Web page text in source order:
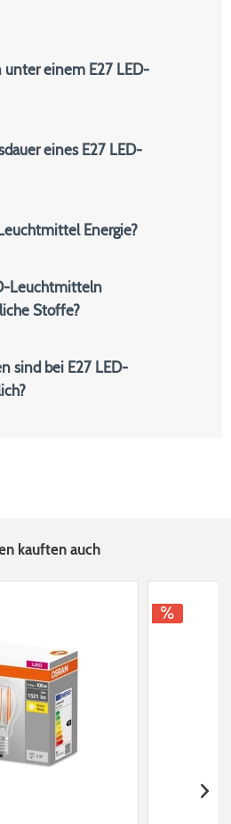
unter einem E27 LED-
eines E27 LED-
Energie?
Leuchtmitteln
Stoffe?
sind bei E27 LED-
kauften auch